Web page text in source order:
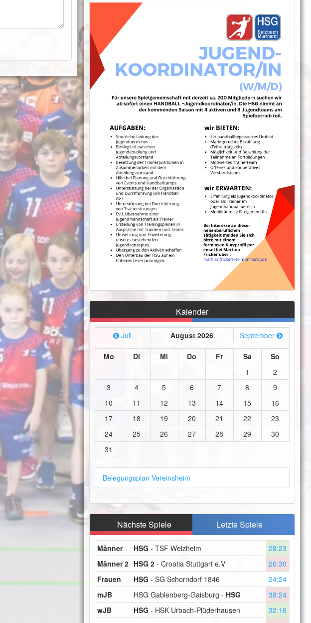
Kalender
Juli August 2026 September
Mo Di Mi Do Fr Sa
So
1
2
3
4 5 6 7 8
9
10
11 12 13 14 15
16
17
18 19 20 21 22
23
24
25 26 27 28 29
30
31
Belegungsplan Vereinsheim
Nächste Spiele Letzte Spiele
Männer HSG - TSF Welzheim
28:23
Männer 2 HSG 2- Croatia Stuttgart e.V
26:30
Frauen
HSG - SG Schorndorf 1846
24:24
mJB
HSG Gablenberg-Gaisburg - HSG
38:24
wJB
HSG - HSK Urbach-Plüderhausen
32:16